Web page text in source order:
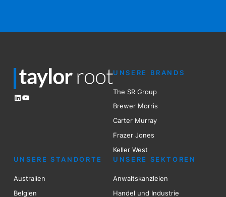
LinkedIn
YouTube
UNSERE BRANDS
The SR Group
Brewer Morris
Carter Murray
Frazer Jones
Keller West
UNSERE STANDORTE
Australien
Belgien
UNSERE SEKTOREN
Anwaltskanzleien
Handel und Industrie